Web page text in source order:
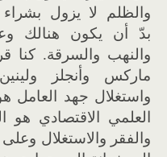
والظلم لا يزول
بدّ أن يكون هنالك
والنهب والسرقة. كنا
ماركس وأنجلز
واستغلال جهد العامل
العلمي الاقتصادي
والفقر والاستغلال